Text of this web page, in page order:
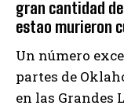
gran cantidad
estao murieron
Un número
partes de
en las Grandes